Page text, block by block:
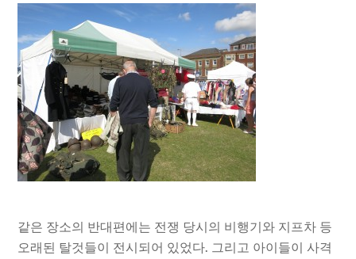
같은 장소의 반대편에는 전쟁 당시의 비행기와 지프차 등
오래된 탈것들이 전시되어 있었다. 그리고 아이들이 사격